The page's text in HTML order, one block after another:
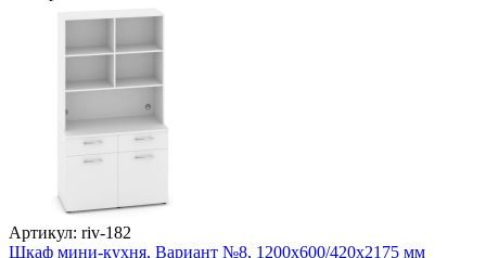
Артикул: riv-182
Шкаф мини-кухня, Вариант №8, 1200х600/420х2175 мм